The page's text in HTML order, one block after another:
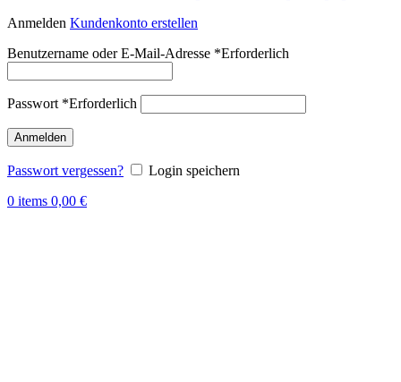
Anmelden Kundenkonto erstellen
Benutzername oder E-Mail-Adresse *Erforderlich
Passwort *Erforderlich
Anmelden
Passwort vergessen?
Login speichern
0 items 0,00 €